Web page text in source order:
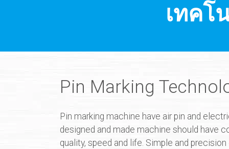
เทคโ
Pin Marking
Pin marking machine have air pin and
designed and made machine should have
quality, speed and life. Simple and